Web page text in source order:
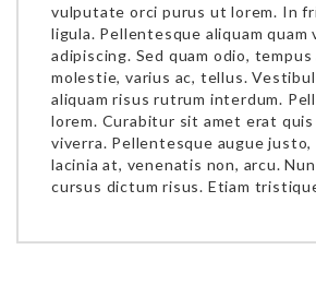
vulputate orci purus ut lorem. In
ligula. Pellentesque aliquam quam
adipiscing. Sed quam odio, tempus
molestie, varius ac, tellus.
aliquam risus rutrum interdum.
lorem. Curabitur sit amet erat
viverra. Pellentesque augue
lacinia at, venenatis non, arcu.
cursus dictum risus. Etiam